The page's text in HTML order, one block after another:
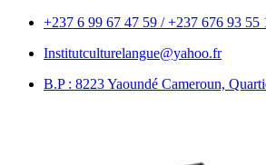
+237 6 99 67 47 59 / +237 676 93 55
Institutculturelangue@yahoo.fr
B.P : 8223 Yaoundé Cameroun,